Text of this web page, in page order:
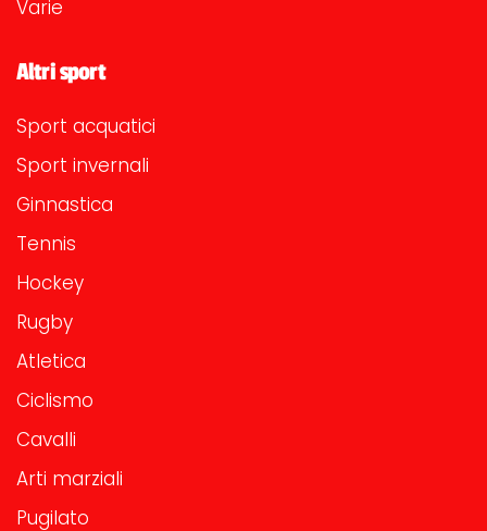
Varie
Altri sport
Sport acquatici
Sport invernali
Ginnastica
Tennis
Hockey
Rugby
Atletica
Ciclismo
Cavalli
Arti marziali
Pugilato